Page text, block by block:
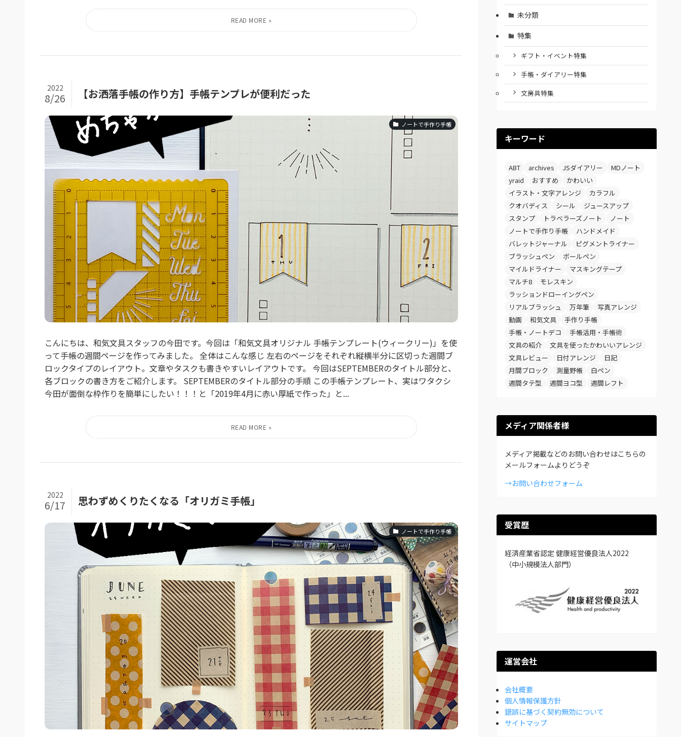
【お洒落手帳の作り方】手帳テンプレが便利だった
2022
8/26
ノートで手作り手帳
こんにちは、和気文具スタッフの今田です。今回は「和気文具オリジナル 手帳テンプレート(ウィークリー)」を使
って手帳の週間ページを作ってみました。 全体はこんな感じ 左右のページをそれぞれ縦横半分に区切った週間ブ
ロックタイプのレイアウト。文章やタスクも書きやすいレイアウトです。 今回はSEPTEMBERのタイトル部分と、
各ブロックの書き方をご紹介します。 SEPTEMBERのタイトル部分の手順 この手帳テンプレート、実はワタクシ
今田が面倒な枠作りを簡単にしたい！！！と「2019年4月に赤い厚紙で作った」と...
思わずめくりたくなる「オリガミ手帳」
2022
6/17
ノートで手作り手帳
未分類
特集
ギフト・イベント特集
手帳・ダイアリー特集
文房具特集
キーワード
ABT archives JSダイアリー
MDノート
yraid
おすすめ
かわいい
イラスト・文字アレンジ
カラフル
クオバディス
シール
ジュースアップ
スタンプ
トラベラーズノート
ノート
ノートで手作り手帳
ハンドメイド
バレットジャーナル
ピグメントライナー
ブラッシュペン
ボールペン
マイルドライナー
マスキングテープ
マルチ8
モレスキン
ラッションドローイングペン
リアルブラッシュ
万年筆
写真アレンジ
動画
和気文具
手作り手帳
手帳・ノートデコ
手帳活用・手帳術
文具の紹介
文具を使ったかわいいアレンジ
文具レビュー
日付アレンジ
日記
月間ブロック
測量野帳
白ペン
週間タテ型
週間ヨコ型 週間レフト
メディア関係者様
メディア掲載などのお問い合わせはこちらの
メールフォームよりどうぞ
→お問い合わせフォーム
受賞歴
経済産業省認定 健康経営優良法人2022
（中小規模法人部門）
運営会社
会社概要
個人情報保護方針
錯誤に基づく契約無効について
サイトマップ